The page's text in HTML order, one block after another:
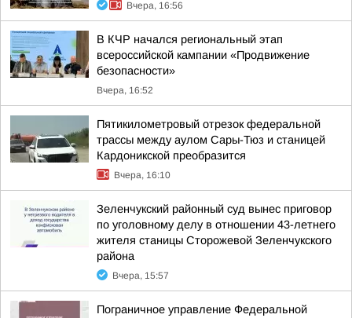
Вчера, 16:56
В КЧР начался региональный этап
всероссийской кампании «Продвижение
безопасности»
Вчера, 16:52
Пятикилометровый отрезок федеральной
трассы между аулом Сары-Тюз и станицей
Кардоникской преобразится
Вчера, 16:10
Зеленчукский районный суд вынес приговор
по уголовному делу в отношении 43-летнего
жителя станицы Сторожевой Зеленчукского
района
Вчера, 15:57
Пограничное управление Федеральной